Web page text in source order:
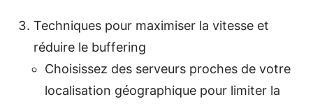
Techniques pour maximiser la vitesse et
réduire le buffering
Choisissez des serveurs proches de votre
localisation géographique pour limiter la